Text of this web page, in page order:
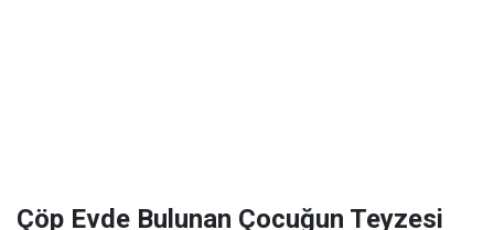
Çöp Evde Bulunan Çocuğun Teyzesi